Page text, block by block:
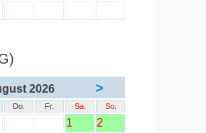
2026 >
Do. Fr. Sa. So.
1
2